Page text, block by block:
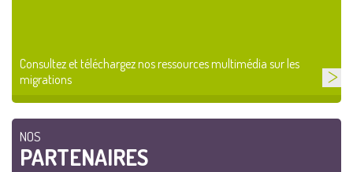
Consultez et téléchargez nos ressources multimédia sur les
migrations
NOS
PARTENAIRES